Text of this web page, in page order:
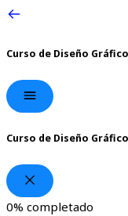
Curso de Diseño
Curso de Diseño
0% completado